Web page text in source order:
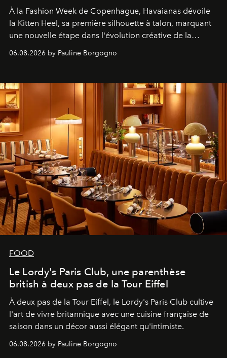
À la Fashion Week de Copenhague, Havaianas dévoile
la Kitten Heel, sa première silhouette à talon, marquant
une nouvelle étape dans l'évolution créative de la
06.08.2026 by Pauline Borgogno
FOOD
Le Lordy's Paris Club, une parenthèse
british à deux pas de la Tour Eiffel
À deux pas de la Tour Eiffel, le Lordy's Paris Club cultive
l'art de vivre britannique avec une cuisine française de
saison dans un décor aussi élégant qu'intimiste.
06.08.2026 by Pauline Borgogno